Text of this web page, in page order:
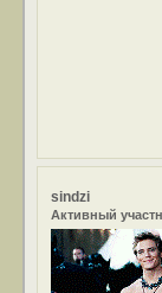
sindzi
Активный